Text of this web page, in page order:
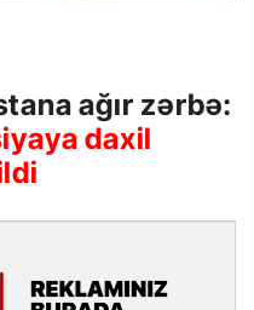
ağır zərbə:
daxil